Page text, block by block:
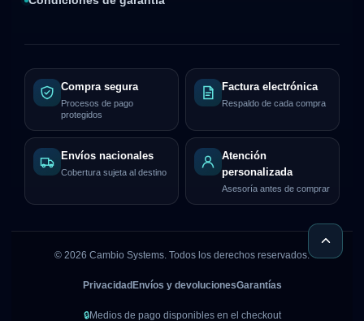
Compra segura
Procesos de pago
protegidos
Factura electrónica
Respaldo de cada compra
Envíos nacionales
Cobertura sujeta al destino
Atención
personalizada
Asesoría antes de comprar
© 2026 Cambio Systems. Todos los derechos reservados.
Privacidad Envíos y devolucionesGarantías
🔒Medios de pago disponibles en el checkout